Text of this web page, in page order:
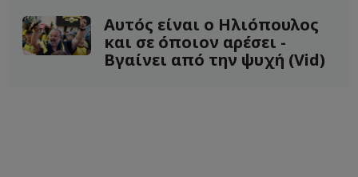
Αυτός είναι ο Ηλιόπουλος
και σε όποιον αρέσει -
Βγαίνει από την ψυχή (Vid)